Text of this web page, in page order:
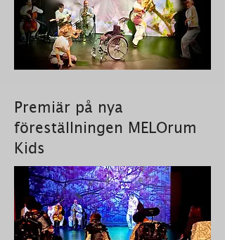
Premiär på nya
föreställningen MELOrum
Kids